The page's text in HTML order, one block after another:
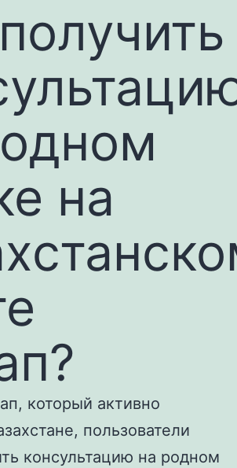
на
который активно
пользователи
консультацию на родном